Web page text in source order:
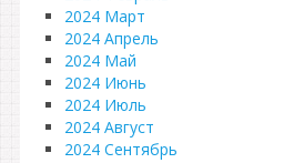
2024 Март
2024 Апрель
2024 Май
2024 Июнь
2024 Июль
2024 Август
2024 Сентябрь